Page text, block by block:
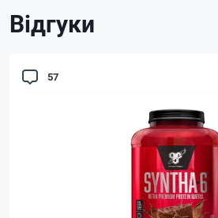
Відгуки
57